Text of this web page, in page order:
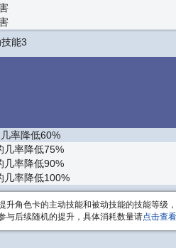
能3
率降低60%
几率降低75%
几率降低90%
几率降低100%
升角色卡的主动技能和被动技能的技能等级
与后续随机的提升，具体消耗数量请点击查看